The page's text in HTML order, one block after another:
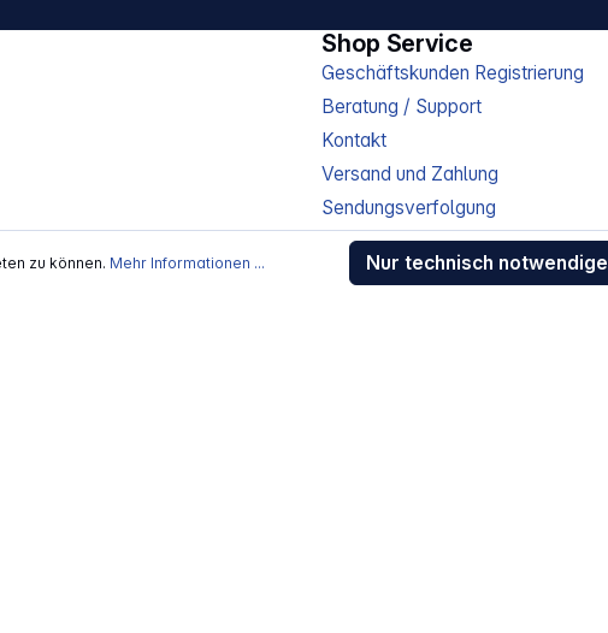
Shop Service
Geschäftskunden Registrierung
Beratung / Support
Kontakt
Versand und Zahlung
Sendungsverfolgung
Gewährleistung / Reparatur
Erklärung zur Barrierefreiheit
zu können. Mehr Informationen ... Nur technisch notwendige